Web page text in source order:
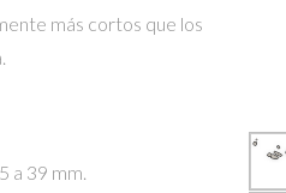
más cortos que los
a 39 mm.